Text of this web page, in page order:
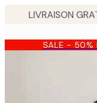
content.SALE - 50%